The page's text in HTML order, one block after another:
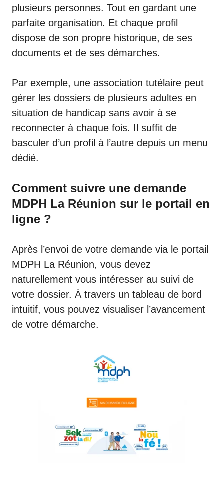
plusieurs personnes. Tout en gardant une
parfaite organisation. Et chaque profil
dispose de son propre historique, de ses
documents et de ses démarches.
Par exemple, une association tutélaire peut
gérer les dossiers de plusieurs adultes en
situation de handicap sans avoir à se
reconnecter à chaque fois. Il suffit de
basculer d’un profil à l’autre depuis un menu
dédié.
Comment suivre une demande
MDPH La Réunion sur le portail en
ligne ?
Après l’envoi de votre demande via le portail
MDPH La Réunion, vous devez
naturellement vous intéresser au suivi de
votre dossier. À travers un tableau de bord
intuitif, vous pouvez visualiser l’avancement
de votre démarche.